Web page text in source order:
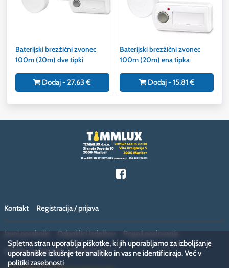
Baterijski brezžični zvonec
100m (20m) dve tipki
Dodaj - 27.63 €
Baterijski brezžični zvonec
100m (20m) ena tipka
Dodaj - 15.81 €
Spletna stran uporablja piškotke, ki jih uporabljamo za izboljšanje
uporabniške izkušnje ter analitiko in vas ne identificirajo. Več v
politiki zasebnosti
Kontakt Registracija / prijava
Javni porabniki Odpoklici izdelkov
Pogoji poslovanja
Politika zasebnosti
Vračilo blaga